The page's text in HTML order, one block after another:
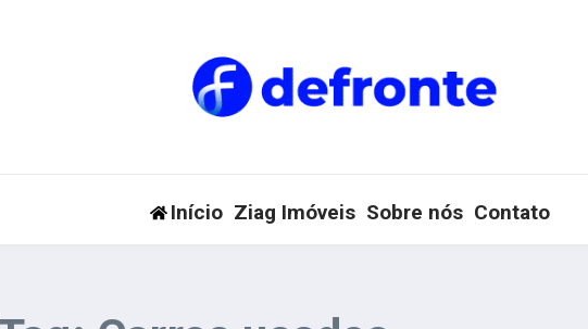
Início Ziag Imóveis Sobre nós Contato